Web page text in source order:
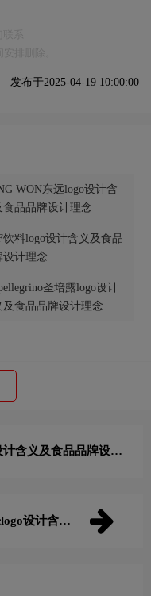
发布于2025-04-19 10:00:00
WON东远logo设计含
食品品牌设计理念
饮料logo设计含义及食品
设计理念
圣培露logo设计
及食品品牌设计理念
含义及食品品牌设计
设计含义